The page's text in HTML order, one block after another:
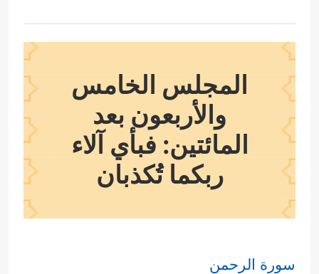
المجلس الخامس
والأربعون بعد
المائتين: فبأي آلاء
ربكما تُكذبان
سورة الرحمن